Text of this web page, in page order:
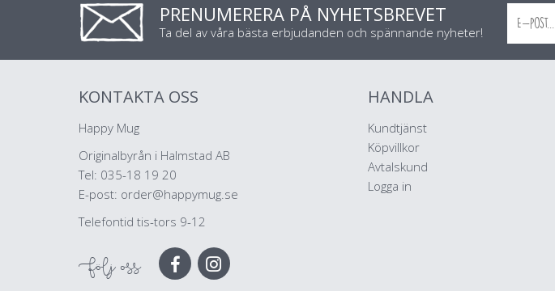
PRENUMERERA PÅ NYHETSBREVET
Ta del av våra bästa erbjudanden och spännande nyheter!
KONTAKTA OSS
Happy Mug
Originalbyrån i Halmstad AB
Tel: 035-18 19 20
E-post: order@happymug.se
Telefontid tis-tors 9-12
Följ oss
HANDLA
Kundtjänst
Köpvillkor
Avtalskund
Logga in